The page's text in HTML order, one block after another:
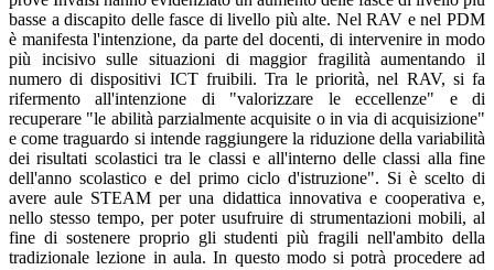
basse a discapito delle fasce di livello più alte. Nel RAV e nel PDM
è manifesta l'intenzione, da parte del docenti, di intervenire in modo
più incisivo sulle situazioni di maggior fragilità aumentando il
numero di dispositivi ICT fruibili. Tra le priorità, nel RAV, si fa
rifermento all'intenzione di "valorizzare le eccellenze" e di
recuperare "le abilità parzialmente acquisite o in via di acquisizione"
e come traguardo si intende raggiungere la riduzione della variabilità
dei risultati scolastici tra le classi e all'interno delle classi alla fine
dell'anno scolastico e del primo ciclo d'istruzione". Si è scelto di
avere aule STEAM per una didattica innovativa e cooperativa e,
nello stesso tempo, per poter usufruire di strumentazioni mobili, al
fine di sostenere proprio gli studenti più fragili nell'ambito della
tradizionale lezione in aula. In questo modo si potrà procedere ad